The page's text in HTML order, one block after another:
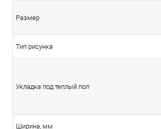
Размер
Тип рисунка
Укладка под теплый пол
Ширина, мм